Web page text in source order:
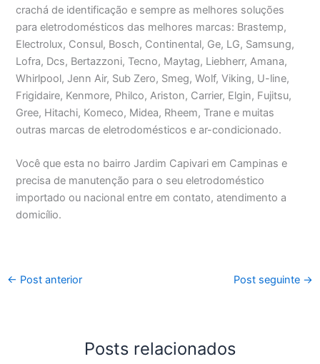
crachá de identificação e sempre as melhores soluções
para eletrodomésticos das melhores marcas: Brastemp,
Electrolux, Consul, Bosch, Continental, Ge, LG, Samsung,
Lofra, Dcs, Bertazzoni, Tecno, Maytag, Liebherr, Amana,
Whirlpool, Jenn Air, Sub Zero, Smeg, Wolf, Viking, U-line,
Frigidaire, Kenmore, Philco, Ariston, Carrier, Elgin, Fujitsu,
Gree, Hitachi, Komeco, Midea, Rheem, Trane e muitas
outras marcas de eletrodomésticos e ar-condicionado.
Você que esta no bairro Jardim Capivari em Campinas e
precisa de manutenção para o seu eletrodoméstico
importado ou nacional entre em contato, atendimento a
domicílio.
← Post anterior Post seguinte →
Posts relacionados